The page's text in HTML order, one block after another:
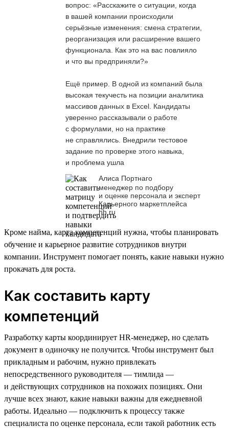
вопрос: «Расскажите о ситуации, когда
в вашей компании происходили
серьёзные изменения: смена стратегии,
реорганизация или расширение вашего
функционала. Как это на вас повлияло
и что вы предприняли?»
Ещё пример. В одной из компаний была
высокая текучесть на позиции аналитика
массивов данных в Excel. Кандидаты
уверенно рассказывали о работе
с формулами, но на практике
не справлялись. Внедрили тестовое
задание по проверке этого навыка,
и проблема ушла
Алиса Портнаго
менеджер по подбору
и оценке персонала и эксперт
Карьерного маркетплейса
hh.ru
Кроме найма, карта компетенций нужна, чтобы планировать
обучение и карьерное развитие сотрудников внутри
компании. Инструмент помогает понять, какие навыки нужно
прокачать для роста.
Как составить карту
компетенций
Разработку карты координирует HR-менеджер, но сделать
документ в одиночку не получится. Чтобы инструмент был
прикладным и рабочим, нужно привлекать
непосредственного руководителя — тимлида —
и действующих сотрудников на похожих позициях. Они
лучше всех знают, какие навыки важны для ежедневной
работы. Идеально — подключить к процессу также
специалиста по оценке персонала, если такой работник есть